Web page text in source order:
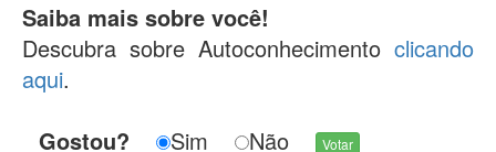
Saiba mais sobre você!
Descubra sobre Autoconhecimento clicando
aqui.
Gostou?
Sim Não